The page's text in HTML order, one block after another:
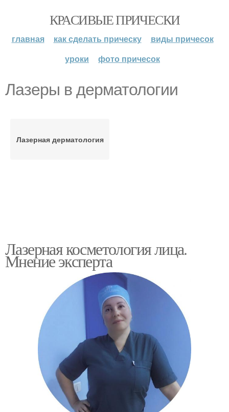
КРАСИВЫЕ ПРИЧЕСКИ
главная как сделать прическу
виды причесок
уроки
фото причесок
Лазеры в дерматологии
Лазерная дерматология
Лазерная косметология лица.
Мнение эксперта